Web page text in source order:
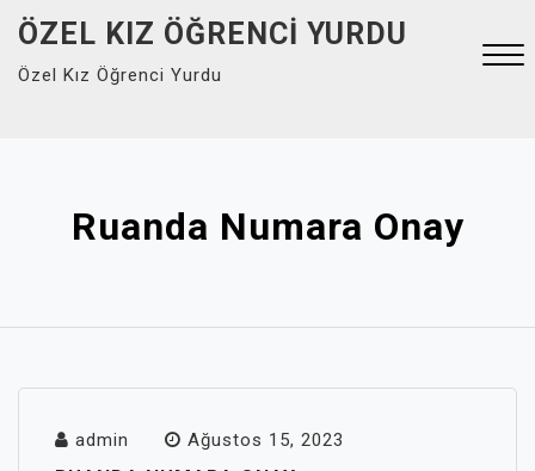
Skip
content
ÖZEL KIZ ÖĞRENCI YURDU
Özel Kız Öğrenci Yurdu
Ruanda Numara Onay
admin Ağustos 15, 2023